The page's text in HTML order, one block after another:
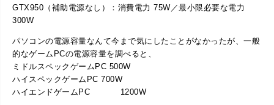
GTX950（補助電源なし）：消費電力 75W／最小限必要な電力
300W
パソコンの電源容量なんて今まで気にしたことがなかったが、一般
的なゲームPCの電源容量を調べると、
ミドルスペックゲームPC 500W
ハイスペックゲームPC 700W
ハイエンドゲームPC 1200W